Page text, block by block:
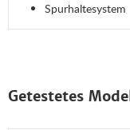
Spurhaltesystem
Getestetes Modell